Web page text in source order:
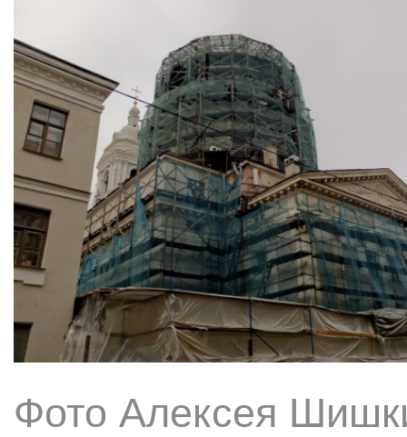
Фото Алексея